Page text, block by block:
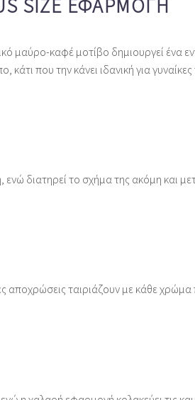
SIZE ΕΦΑΡΜΟΓΉ
μαύρο‑καφέ μοτίβο δημιουργεί ένα
που την κάνει ιδανική για
διατηρεί το σχήμα της ακόμη και
ταιριάζουν με κάθε